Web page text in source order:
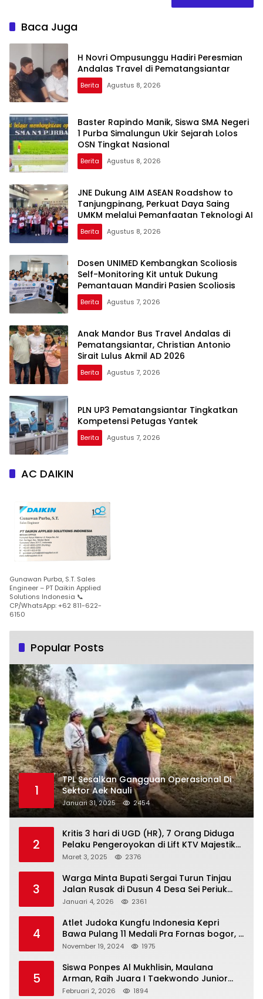
Baca Juga
H Novri Ompusunggu Hadiri Peresmian
Andalas Travel di Pematangsiantar
Berita Agustus 8, 2026
Baster Rapindo Manik, Siswa SMA Negeri
1 Purba Simalungun Ukir Sejarah Lolos
OSN Tingkat Nasional
Berita Agustus 8, 2026
JNE Dukung AIM ASEAN Roadshow to
Tanjungpinang, Perkuat Daya Saing
UMKM melalui Pemanfaatan Teknologi AI
Berita Agustus 8, 2026
Dosen UNIMED Kembangkan Scoliosis
Self-Monitoring Kit untuk Dukung
Pemantauan Mandiri Pasien Scoliosis
Berita Agustus 7, 2026
Anak Mandor Bus Travel Andalas di
Pematangsiantar, Christian Antonio
Sirait Lulus Akmil AD 2026
Berita Agustus 7, 2026
PLN UP3 Pematangsiantar Tingkatkan
Kompetensi Petugas Yantek
Berita Agustus 7, 2026
AC DAIKIN
Gunawan Purba, S.T. Sales
Engineer – PT Daikin Applied
Solutions Indonesia 📞
CP/WhatsApp: +62 811-622-
6150
Popular Posts
1
TPL Sesalkan Gangguan Operasional Di
Sektor Aek Nauli
Januari 31, 2025 2454
2
Kritis 3 hari di UGD (HR), 7 Orang Diduga
Pelaku Pengeroyokan di Lift KTV Majestik
Melenggang Bebas, Kantor Hukum JAP
Tanjungpinang
Maret 3, 2025 2376
3
Warga Minta Bupati Sergai Turun Tinjau
Jalan Rusak di Dusun 4 Desa Sei Periuk
Serdang Bedagai
Januari 4, 2026 2361
4
Atlet Judoka Kungfu Indonesia Kepri
Bawa Pulang 11 Medali Pra Fornas bogor, 3
Emas dan 8 Perunggu.
November 19, 2024 1975
5
Siswa Ponpes Al Mukhlisin, Maulana
Arman, Raih Juara I Taekwondo Junior
Putra di Riau National Championship 2026
Februari 2, 2026 1894